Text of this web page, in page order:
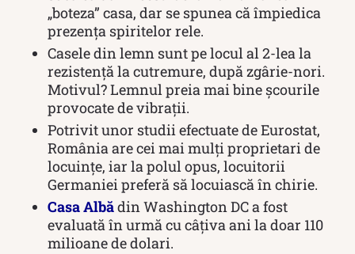
„boteza” casa, dar se spunea că împiedica
prezența spiritelor rele.
Casele din lemn sunt pe locul al 2-lea la
rezistență la cutremure, după zgârie-nori.
Motivul? Lemnul preia mai bine școurile
provocate de vibrații.
Potrivit unor studii efectuate de Eurostat,
România are cei mai mulți proprietari de
locuințe, iar la polul opus, locuitorii
Germaniei preferă să locuiască în chirie.
Casa Albădin Washington DC a fost
evaluată în urmă cu câțiva ani la doar 110
milioane de dolari.